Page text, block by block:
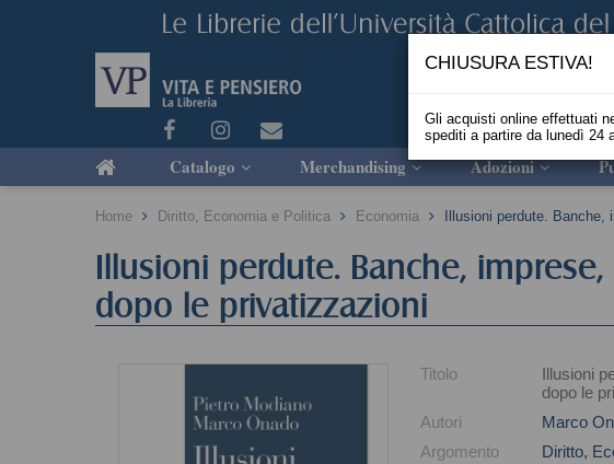
Catalogo Merchandising Adozioni
Home Diritto, Economia e Politica Economia Illusioni perdute.
Illusioni perdute. Banche,
dopo le privatizzazioni
Titolo
Illusioni
dopo le
Autori
Marco
Argomento
Diritto,
CHIUSURA ESTIVA!
Gli acquisti online effettuati
spediti a partire da lunedì 24